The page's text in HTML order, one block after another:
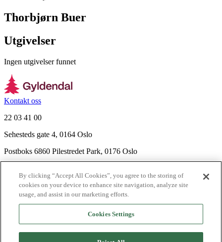
Thorbjørn Buer
Utgivelser
Ingen utgivelser funnet
Kontakt oss
22 03 41 00
Sehesteds gate 4, 0164 Oslo
Postboks 6860 Pilestredet Park, 0176 Oslo
Nyhetsbrev
Ledige stillinger
Send inn manus
By clicking “Accept All Cookies”, you agree to the storing of
cookies on your device to enhance site navigation, analyze site
usage, and assist in our marketing efforts.
Cookies Settings